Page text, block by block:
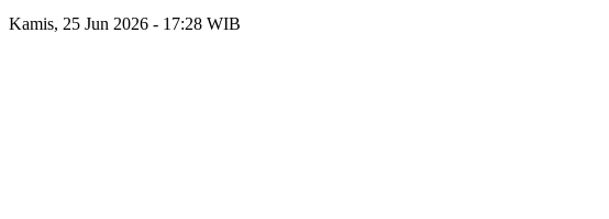
Kamis, 25 Jun 2026 - 17:28 WIB